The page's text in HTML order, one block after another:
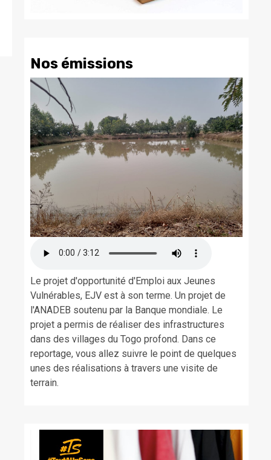
Nos émissions
Le projet d'opportunité d'Emploi aux Jeunes
Vulnérables, EJV est à son terme. Un projet de
l'ANADEB soutenu par la Banque mondiale. Le
projet a permis de réaliser des infrastructures
dans des villages du Togo profond. Dans ce
reportage, vous allez suivre le point de quelques
unes des réalisations à travers une visite de
terrain.